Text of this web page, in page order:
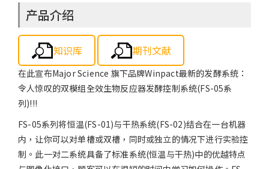
产品介绍
知识库 期刊文献
在此宣布Major Science 旗下品牌Winpact最新的发酵系统：
令人惊叹的双模组全效生物反应器发酵控制系统(FS-05系
列)!!!
FS-05系列将恒温(FS-01)与干热系统(FS-02)结合在一台机器
内，让你可以对单槽或双槽，同时或独立的情况下进行实验控
制。此一对二系统具备了标准系统(恒温与干热)中的优越特点